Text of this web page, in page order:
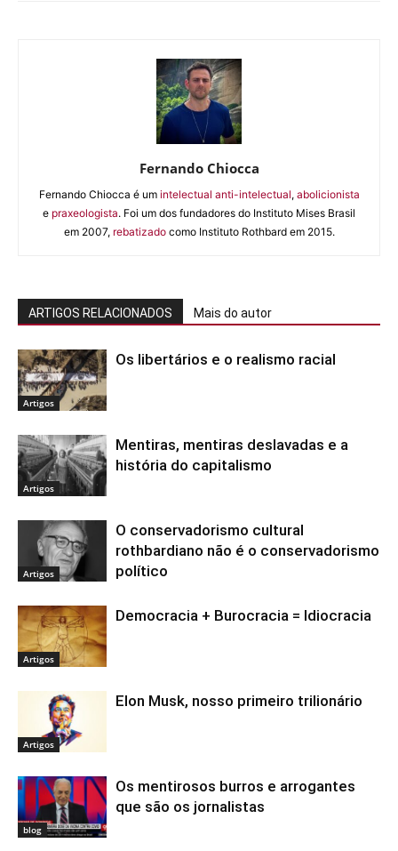
Fernando Chiocca
Fernando Chiocca é um intelectual anti-intelectual, abolicionista
e praxeologista. Foi um dos fundadores do Instituto Mises Brasil
em 2007, rebatizadocomo Instituto Rothbard em 2015.
ARTIGOS RELACIONADOS Mais do autor
Artigos
Os libertários e o realismo racial
Artigos
Mentiras, mentiras deslavadas e a
história do capitalismo
Artigos
O conservadorismo cultural
rothbardiano não é o conservadorismo
político
Artigos
Democracia + Burocracia = Idiocracia
Artigos
Elon Musk, nosso primeiro trilionário
blog
Os mentirosos burros e arrogantes
que são os jornalistas